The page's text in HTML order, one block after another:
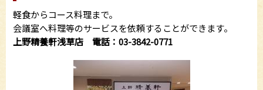
軽食からコース料理まで。
会議室へ料理等のサービスを依頼することができます。
上野精養軒浅草店 電話：03-3842-0771